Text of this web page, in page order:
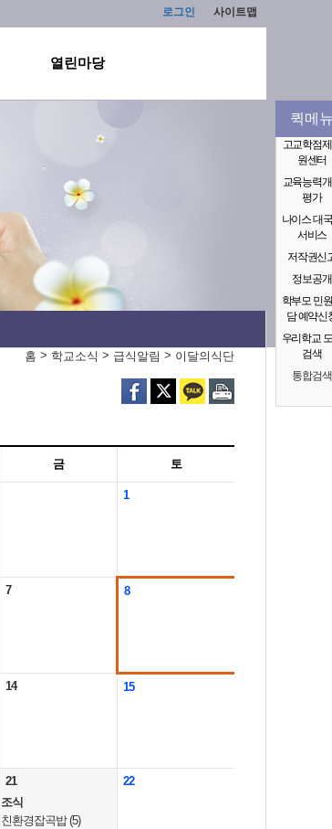
로그인 사이트맵
열린마당
퀵메
고교학점
원센터
교육능력
평가
나이스 대
서비스
저작권신
정보공개
학부모 민
담 예약신
우리학교
검색
통합검색
홈 > 학교소식 > 급식알림 > 이달의식단
금 토
1
7 8
14 15
21
조식
친환경잡곡밥 (5)
22